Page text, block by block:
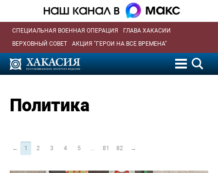
СПЕЦИАЛЬНАЯ ВОЕННАЯ ОПЕРАЦИЯ
ГЛАВА ХАКАСИИ
ВЕРХОВНЫЙ СОВЕТ
АКЦИЯ "ГЕРОИ НА ВСЕ ВРЕМЕНА"
Политика
← 1 2 3 4 5 81 82 →